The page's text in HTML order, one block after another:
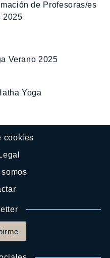
de Profesoras/es
2025
Verano 2025
Yoga
cookies